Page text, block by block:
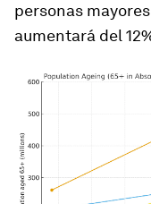
personas
aumentará del